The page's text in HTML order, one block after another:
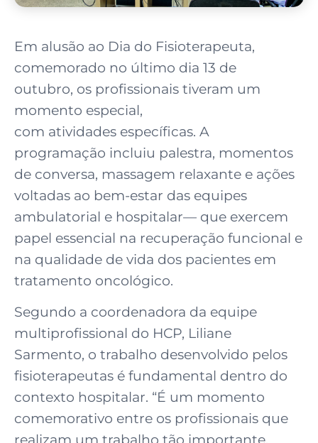
Em alusão ao Dia do Fisioterapeuta,
comemorado no último dia 13 de
outubro, os profissionais tiveram um
momento especial,
com atividades específicas. A
programação incluiu palestra, momentos
de conversa, massagem relaxante e ações
voltadas ao bem-estar das equipes
ambulatorial e hospitalar— que exercem
papel essencial na recuperação funcional e
na qualidade de vida dos pacientes em
tratamento oncológico.
Segundo a coordenadora da equipe
multiprofissional do HCP, Liliane
Sarmento, o trabalho desenvolvido pelos
fisioterapeutas é fundamental dentro do
contexto hospitalar. “É um momento
comemorativo entre os profissionais que
realizam um trabalho tão importante,